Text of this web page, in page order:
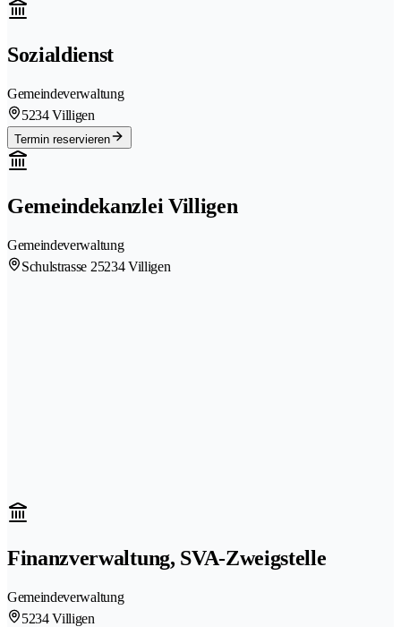
Sozialdienst
Gemeindeverwaltung
5234 Villigen
Termin reservieren
Gemeindekanzlei Villigen
Gemeindeverwaltung
Schulstrasse 25234 Villigen
Finanzverwaltung, SVA-Zweigstelle
Gemeindeverwaltung
5234 Villigen